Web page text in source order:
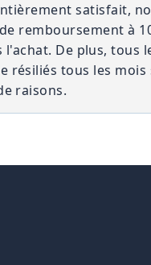
satisfait,
remboursement à
l'achat. De plus, tous
résiliés tous les mois
raisons.